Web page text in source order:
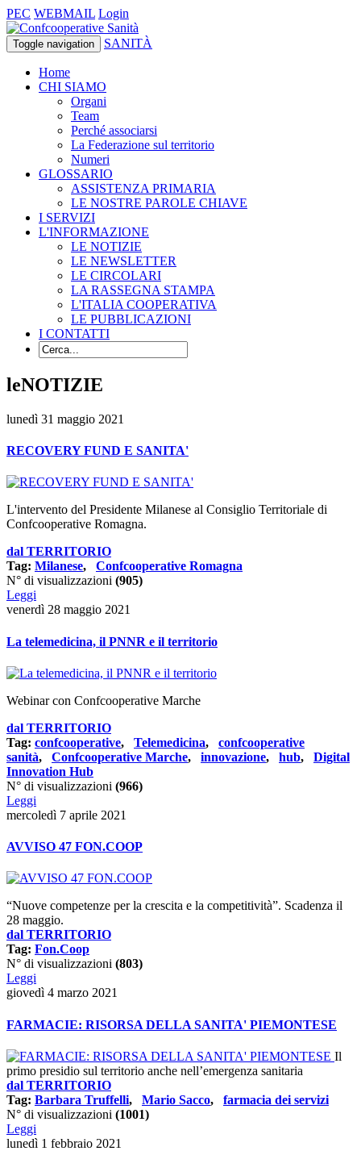
PEC WEBMAIL Login
Toggle navigation SANITÀ
Home
CHI SIAMO
Organi
Team
Perché associarsi
La Federazione sul territorio
Numeri
GLOSSARIO
ASSISTENZA PRIMARIA
LE NOSTRE PAROLE CHIAVE
I SERVIZI
L'INFORMAZIONE
LE NOTIZIE
LE NEWSLETTER
LE CIRCOLARI
LA RASSEGNA STAMPA
L'ITALIA COOPERATIVA
LE PUBBLICAZIONI
I CONTATTI
leNOTIZIE
lunedì 31 maggio 2021
RECOVERY FUND E SANITA'
L'intervento del Presidente Milanese al Consiglio Territoriale di
Confcooperative Romagna.
dal TERRITORIO
Tag: Milanese, Confcooperative Romagna
N° di visualizzazioni (905)
Leggi
venerdì 28 maggio 2021
La telemedicina, il PNNR e il territorio
Webinar con Confcooperative Marche
dal TERRITORIO
Tag: confcooperative, Telemedicina, confcooperative
sanità, Confcooperative Marche, innovazione, hub, Digital
Innovation Hub
N° di visualizzazioni (966)
Leggi
mercoledì 7 aprile 2021
AVVISO 47 FON.COOP
“Nuove competenze per la crescita e la competitività”. Scadenza il
28 maggio.
dal TERRITORIO
Tag: Fon.Coop
N° di visualizzazioni (803)
Leggi
giovedì 4 marzo 2021
FARMACIE: RISORSA DELLA SANITA' PIEMONTESE
Il
primo presidio sul territorio anche nell’emergenza sanitaria
dal TERRITORIO
Tag: Barbara Truffelli, Mario Sacco, farmacia dei servizi
N° di visualizzazioni (1001)
Leggi
lunedì 1 febbraio 2021